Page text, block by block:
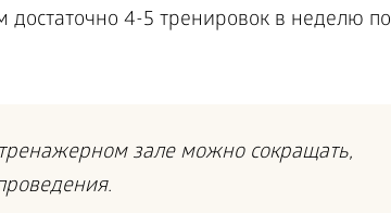
4-5 тренировок в неделю по
зале можно сокращать,